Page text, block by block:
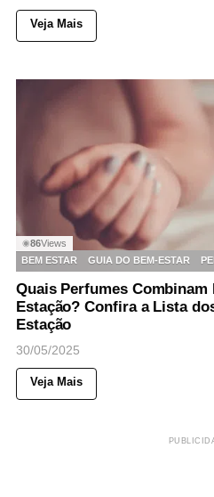
Veja Mais
◉86Views
BEM ESTAR
GUIA DO BEM-ESTAR
Quais Perfumes Combinam
Estação? Confira a Lista
Estação
30/05/2025
Veja Mais